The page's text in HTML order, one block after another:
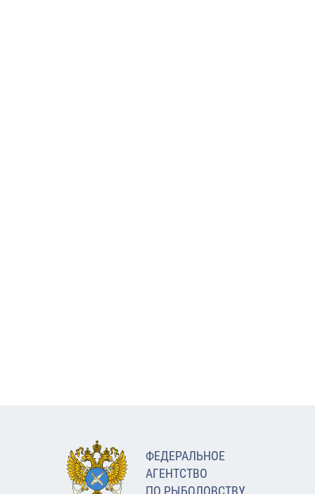
ФЕДЕРАЛЬНОЕ
АГЕНТСТВО
ПО РЫБОЛОВСТВУ